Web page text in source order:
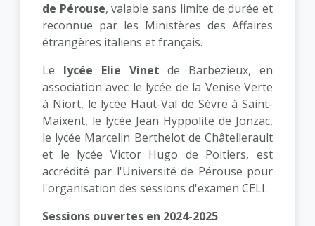
de Pérouse, valable sans limite de durée et
reconnue par les Ministères des Affaires
étrangères italiens et français.
Le lycée Elie Vinetde Barbezieux, en
association avec le lycée de la Venise Verte
à Niort, le lycée Haut-Val de Sèvre à Saint-
Maixent, le lycée Jean Hyppolite de Jonzac,
le lycée Marcelin Berthelot de Châtellerault
et le lycée Victor Hugo de Poitiers, est
accrédité par l'Université de Pérouse pour
l'organisation des sessions d'examen CELI.
Sessions ouvertes en 2024-2025